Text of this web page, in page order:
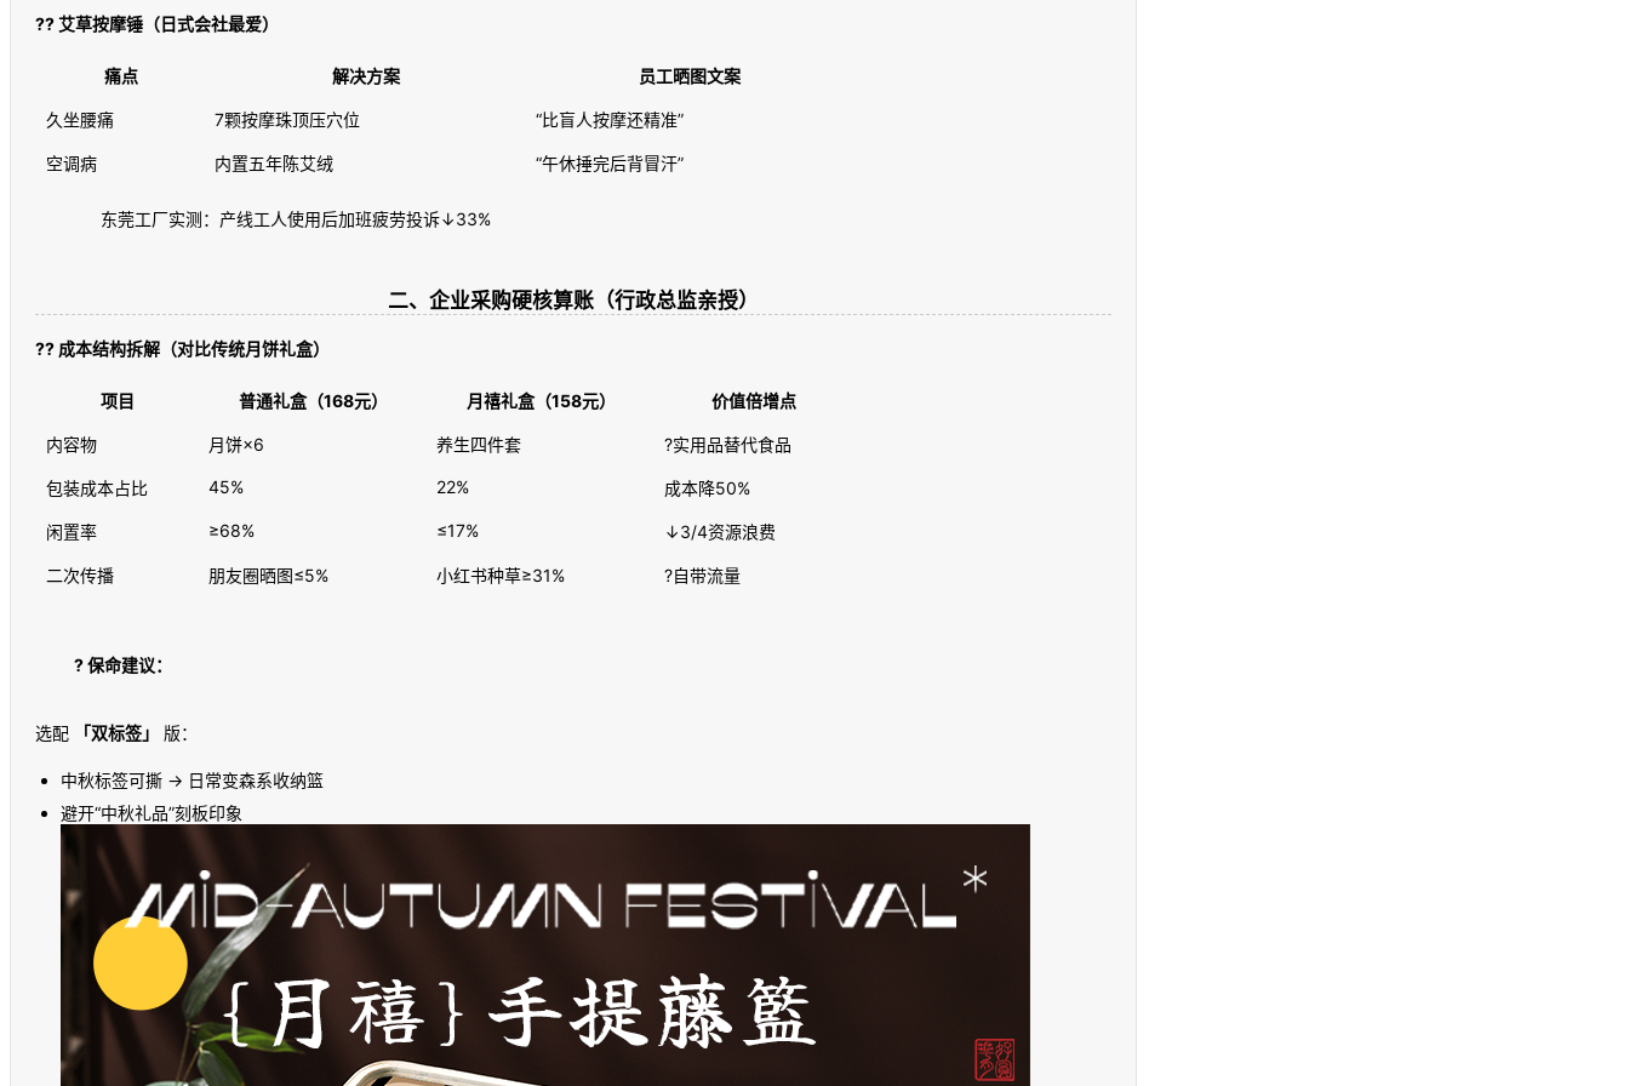
??艾草按摩锤（日式会社最爱）
痛点 解决方案 员工晒图文案
久坐腰痛 7颗按摩珠顶压穴位 “比盲人按摩还精准”
空调病 内置五年陈艾绒 “午休捶完后背冒汗”
东莞工厂实测：产线工人使用后加班疲劳投诉↓33%
二、企业采购硬核算账（行政总监亲授）
?? 成本结构拆解（对比传统月饼礼盒）
项目 普通礼盒（168元） 月禧礼盒（158元） 价值倍增点
内容物 月饼×6 养生四件套 ?实用品替代食品
包装成本占比 45% 22% 成本降50%
闲置率 ≥68% ≤17% ↓3/4资源浪费
二次传播 朋友圈晒图≤5% 小红书种草≥31% ?自带流量
? 保命建议：
选配 「双标签」
中秋标签可撕 → 日常变森系收纳篮
避开“中秋礼品”刻板印象